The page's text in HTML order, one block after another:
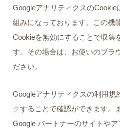
Googleアナリティクスの
組みになっております。この機
Cookieを無効にすることで収集
す。その場合は、お使いのブラ
ださい。
Googleアナリティクスの利用規
クすることで確認ができます。
Google パートナーのサイトや